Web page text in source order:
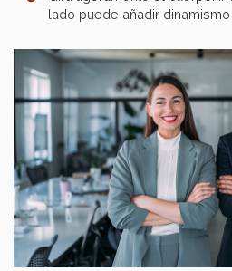
lado puede añadir dinamismo